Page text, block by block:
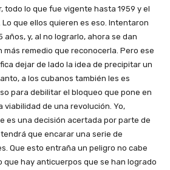
todo lo que fue vigente hasta 1959 y el
que ellos quieren es eso. Intentaron
años, y, al no lograrlo, ahora se dan
remedio que reconocerla. Pero ese
dejar de lado la idea de precipitar un
a los cubanos también les es
para debilitar el bloqueo que pone en
de una revolución. Yo,
es una decisión acertada por parte de
que encarar una serie de
Que esto entraña un peligro no cabe
que hay anticuerpos que se han logrado